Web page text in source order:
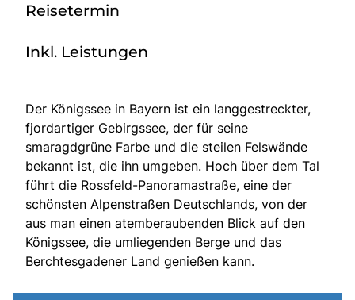
Österreich
Heimatland ändern:
Deutschland
Reisetermin
Inkl. Leistungen
Der Königssee in Bayern ist ein langgestreckter,
fjordartiger Gebirgssee, der für seine
smaragdgrüne Farbe und die steilen Felswände
bekannt ist, die ihn umgeben. Hoch über dem Tal
führt die Rossfeld-Panoramastraße, eine der
schönsten Alpenstraßen Deutschlands, von der
aus man einen atemberaubenden Blick auf den
Königssee, die umliegenden Berge und das
Berchtesgadener Land genießen kann.